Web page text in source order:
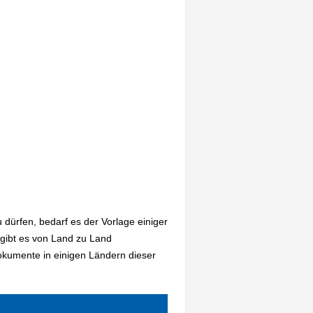
bedarf es der Vorlage einiger
es von Land zu Land
in einigen Ländern dieser